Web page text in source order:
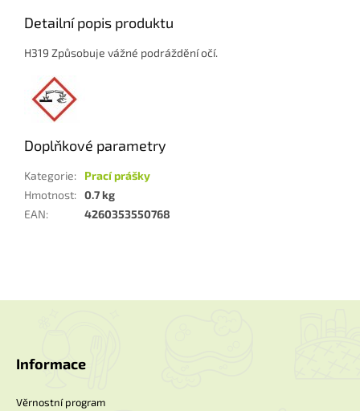
Detailní popis produktu
H319 Způsobuje vážné podráždění očí.
Doplňkové parametry
Kategorie:
Prací prášky
Hmotnost: 0.7 kg
EAN: 4260353550768
Informace
Věrnostní program